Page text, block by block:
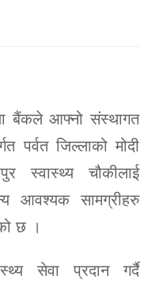
बैंकले आफ्नो संस्थागत
पर्वत जिल्लाको मोदी
स्वास्थ्य चौकीलाई
आवश्यक सामग्रीहरु
छ ।
सेवा प्रदान गर्दै